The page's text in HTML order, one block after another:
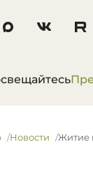
Новости ​Житие